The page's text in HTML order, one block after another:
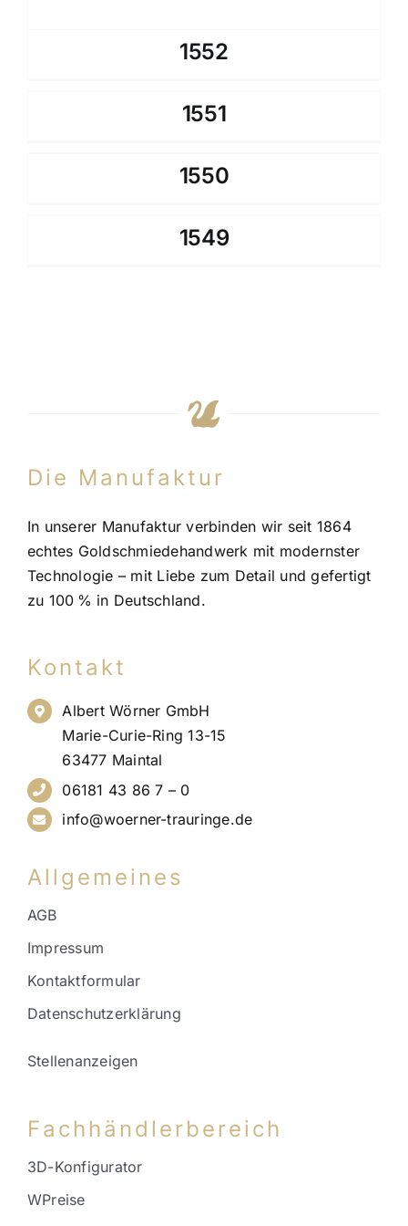
1552
1551
1550
1549
Die Manufaktur
In unserer Manufaktur verbinden wir seit 1864
echtes Goldschmiedehandwerk mit modernster
Technologie – mit Liebe zum Detail und gefertigt
zu 100 % in Deutschland.
Kontakt
Albert Wörner GmbH
Marie-Curie-Ring 13-15
63477 Maintal
06181 43 86 7 – 0
info@woerner-trauringe.de
Allgemeines
AGB
Impressum
Kontaktformular
Datenschutzerklärung
Stellenanzeigen
Fachhändlerbereich
3D-Konfigurator
WPreise